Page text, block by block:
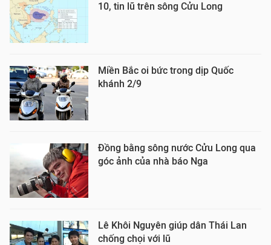
10, tin lũ trên sông Cửu Long
Miền Bắc oi bức trong dịp Quốc
khánh 2/9
Đồng bằng sông nước Cửu Long qua
góc ảnh của nhà báo Nga
Lê Khôi Nguyên giúp dân Thái Lan
chống chọi với lũ